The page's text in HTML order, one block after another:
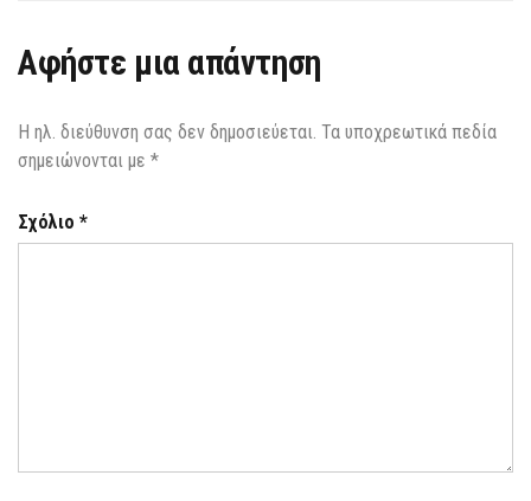
Αφήστε μια απάντηση
Η ηλ. διεύθυνση σας δεν δημοσιεύεται. Τα υποχρεωτικά πεδία
σημειώνονται με *
Σχόλιο *